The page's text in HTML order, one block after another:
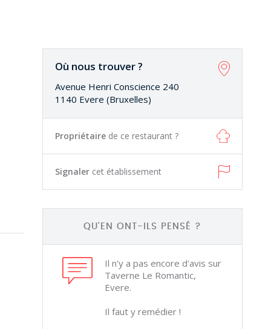
Où nous trouver ?
Avenue Henri Conscience 240
1140 Evere (Bruxelles)
Propriétaire de ce restaurant ?
Signaler cet établissement
QU'EN ONT-ILS PENSÉ ?
Il n'y a pas encore d'avis sur
Taverne Le Romantic,
Evere.
Il faut y remédier !